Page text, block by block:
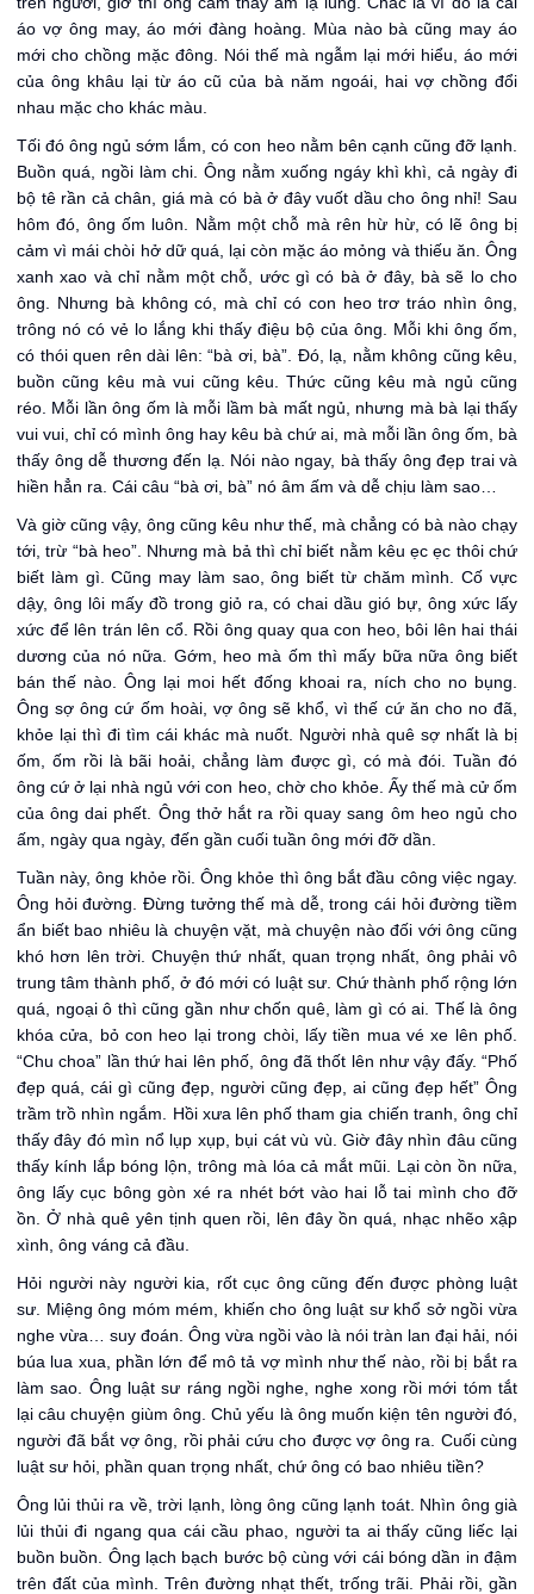
áo vợ ông may, áo mới đàng hoàng. Mùa nào bà cũng may áo
mới cho chồng mặc đông. Nói thế mà ngẫm lại mới hiểu, áo mới
của ông khâu lại từ áo cũ của bà năm ngoái, hai vợ chồng đổi
nhau mặc cho khác màu.
Tối đó ông ngủ sớm lắm, có con heo nằm bên cạnh cũng đỡ lạnh.
Buồn quá, ngồi làm chi. Ông nằm xuống ngáy khì khì, cả ngày đi
bộ tê rần cả chân, giá mà có bà ở đây vuốt dầu cho ông nhỉ! Sau
hôm đó, ông ốm luôn. Nằm một chỗ mà rên hừ hừ, có lẽ ông bị
cảm vì mái chòi hở dữ quá, lại còn mặc áo mỏng và thiếu ăn. Ông
xanh xao và chỉ nằm một chỗ, ước gì có bà ở đây, bà sẽ lo cho
ông. Nhưng bà không có, mà chỉ có con heo trơ tráo nhìn ông,
trông nó có vẻ lo lắng khi thấy điệu bộ của ông. Mỗi khi ông ốm,
có thói quen rên dài lên: “bà ơi, bà”. Đó, lạ, nằm không cũng kêu,
buồn cũng kêu mà vui cũng kêu. Thức cũng kêu mà ngủ cũng
réo. Mỗi lần ông ốm là mỗi lầm bà mất ngủ, nhưng mà bà lại thấy
vui vui, chỉ có mình ông hay kêu bà chứ ai, mà mỗi lần ông ốm, bà
thấy ông dễ thương đến lạ. Nói nào ngay, bà thấy ông đẹp trai và
hiền hẳn ra. Cái câu “bà ơi, bà” nó âm ấm và dễ chịu làm sao…
Và giờ cũng vậy, ông cũng kêu như thế, mà chẳng có bà nào chạy
tới, trừ “bà heo”. Nhưng mà bả thì chỉ biết nằm kêu ẹc ẹc thôi chứ
biết làm gì. Cũng may làm sao, ông biết từ chăm mình. Cố vực
dậy, ông lôi mấy đồ trong giỏ ra, có chai dầu gió bự, ông xức lấy
xức để lên trán lên cổ. Rồi ông quay qua con heo, bôi lên hai thái
dương của nó nữa. Gớm, heo mà ốm thì mấy bữa nữa ông biết
bán thế nào. Ông lại moi hết đống khoai ra, ních cho no bụng.
Ông sợ ông cứ ốm hoài, vợ ông sẽ khổ, vì thế cứ ăn cho no đã,
khỏe lại thì đi tìm cái khác mà nuốt. Người nhà quê sợ nhất là bị
ốm, ốm rồi là bãi hoải, chẳng làm được gì, có mà đói. Tuần đó
ông cứ ở lại nhà ngủ với con heo, chờ cho khỏe. Ấy thế mà cử ốm
của ông dai phết. Ông thở hắt ra rồi quay sang ôm heo ngủ cho
ấm, ngày qua ngày, đến gần cuối tuần ông mới đỡ dần.
Tuần này, ông khỏe rồi. Ông khỏe thì ông bắt đầu công việc ngay.
Ông hỏi đường. Đừng tưởng thế mà dễ, trong cái hỏi đường tiềm
ẩn biết bao nhiêu là chuyện vặt, mà chuyện nào đối với ông cũng
khó hơn lên trời. Chuyện thứ nhất, quan trọng nhất, ông phải vô
trung tâm thành phố, ở đó mới có luật sư. Chứ thành phố rộng lớn
quá, ngoại ô thì cũng gần như chốn quê, làm gì có ai. Thế là ông
khóa cửa, bỏ con heo lại trong chòi, lấy tiền mua vé xe lên phố.
“Chu choa” lần thứ hai lên phố, ông đã thốt lên như vậy đấy. “Phố
đẹp quá, cái gì cũng đẹp, người cũng đẹp, ai cũng đẹp hết” Ông
trầm trồ nhìn ngắm. Hồi xưa lên phố tham gia chiến tranh, ông chỉ
thấy đây đó mìn nổ lụp xụp, bụi cát vù vù. Giờ đây nhìn đâu cũng
thấy kính lắp bóng lộn, trông mà lóa cả mắt mũi. Lại còn ồn nữa,
ông lấy cục bông gòn xé ra nhét bớt vào hai lỗ tai mình cho đỡ
ồn. Ở nhà quê yên tịnh quen rồi, lên đây ồn quá, nhạc nhẽo xập
xình, ông váng cả đầu.
Hỏi người này người kia, rốt cục ông cũng đến được phòng luật
sư. Miệng ông móm mém, khiến cho ông luật sư khổ sở ngồi vừa
nghe vừa… suy đoán. Ông vừa ngồi vào là nói tràn lan đại hải, nói
búa lua xua, phần lớn để mô tả vợ mình như thế nào, rồi bị bắt ra
làm sao. Ông luật sư ráng ngồi nghe, nghe xong rồi mới tóm tắt
lại câu chuyện giùm ông. Chủ yếu là ông muốn kiện tên người đó,
người đã bắt vợ ông, rồi phải cứu cho được vợ ông ra. Cuối cùng
luật sư hỏi, phần quan trọng nhất, chứ ông có bao nhiêu tiền?
Ông lủi thủi ra về, trời lạnh, lòng ông cũng lạnh toát. Nhìn ông già
lủi thủi đi ngang qua cái cầu phao, người ta ai thấy cũng liếc lại
buồn buồn. Ông lạch bạch bước bộ cùng với cái bóng dần in đậm
trên đất của mình. Trên đường nhạt thết, trống trãi. Phải rồi, gần